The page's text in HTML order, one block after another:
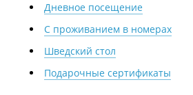
Дневное посещение
С проживанием в номерах
Шведский стол
Подарочные сертификаты